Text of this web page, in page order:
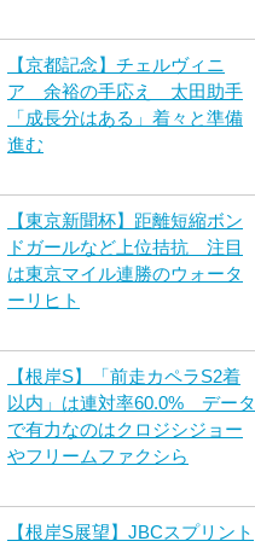
【京都記念】チェルヴィニ
ア 余裕の手応え 太田助手
「成長分はある」着々と準備
進む
【東京新聞杯】距離短縮ボン
ドガールなど上位拮抗 注目
は東京マイル連勝のウォータ
ーリヒト
【根岸S】「前走カペラS2着
以内」は連対率60.0% データ
で有力なのはクロジシジョー
やフリームファクシら
【根岸S展望】JBCスプリント